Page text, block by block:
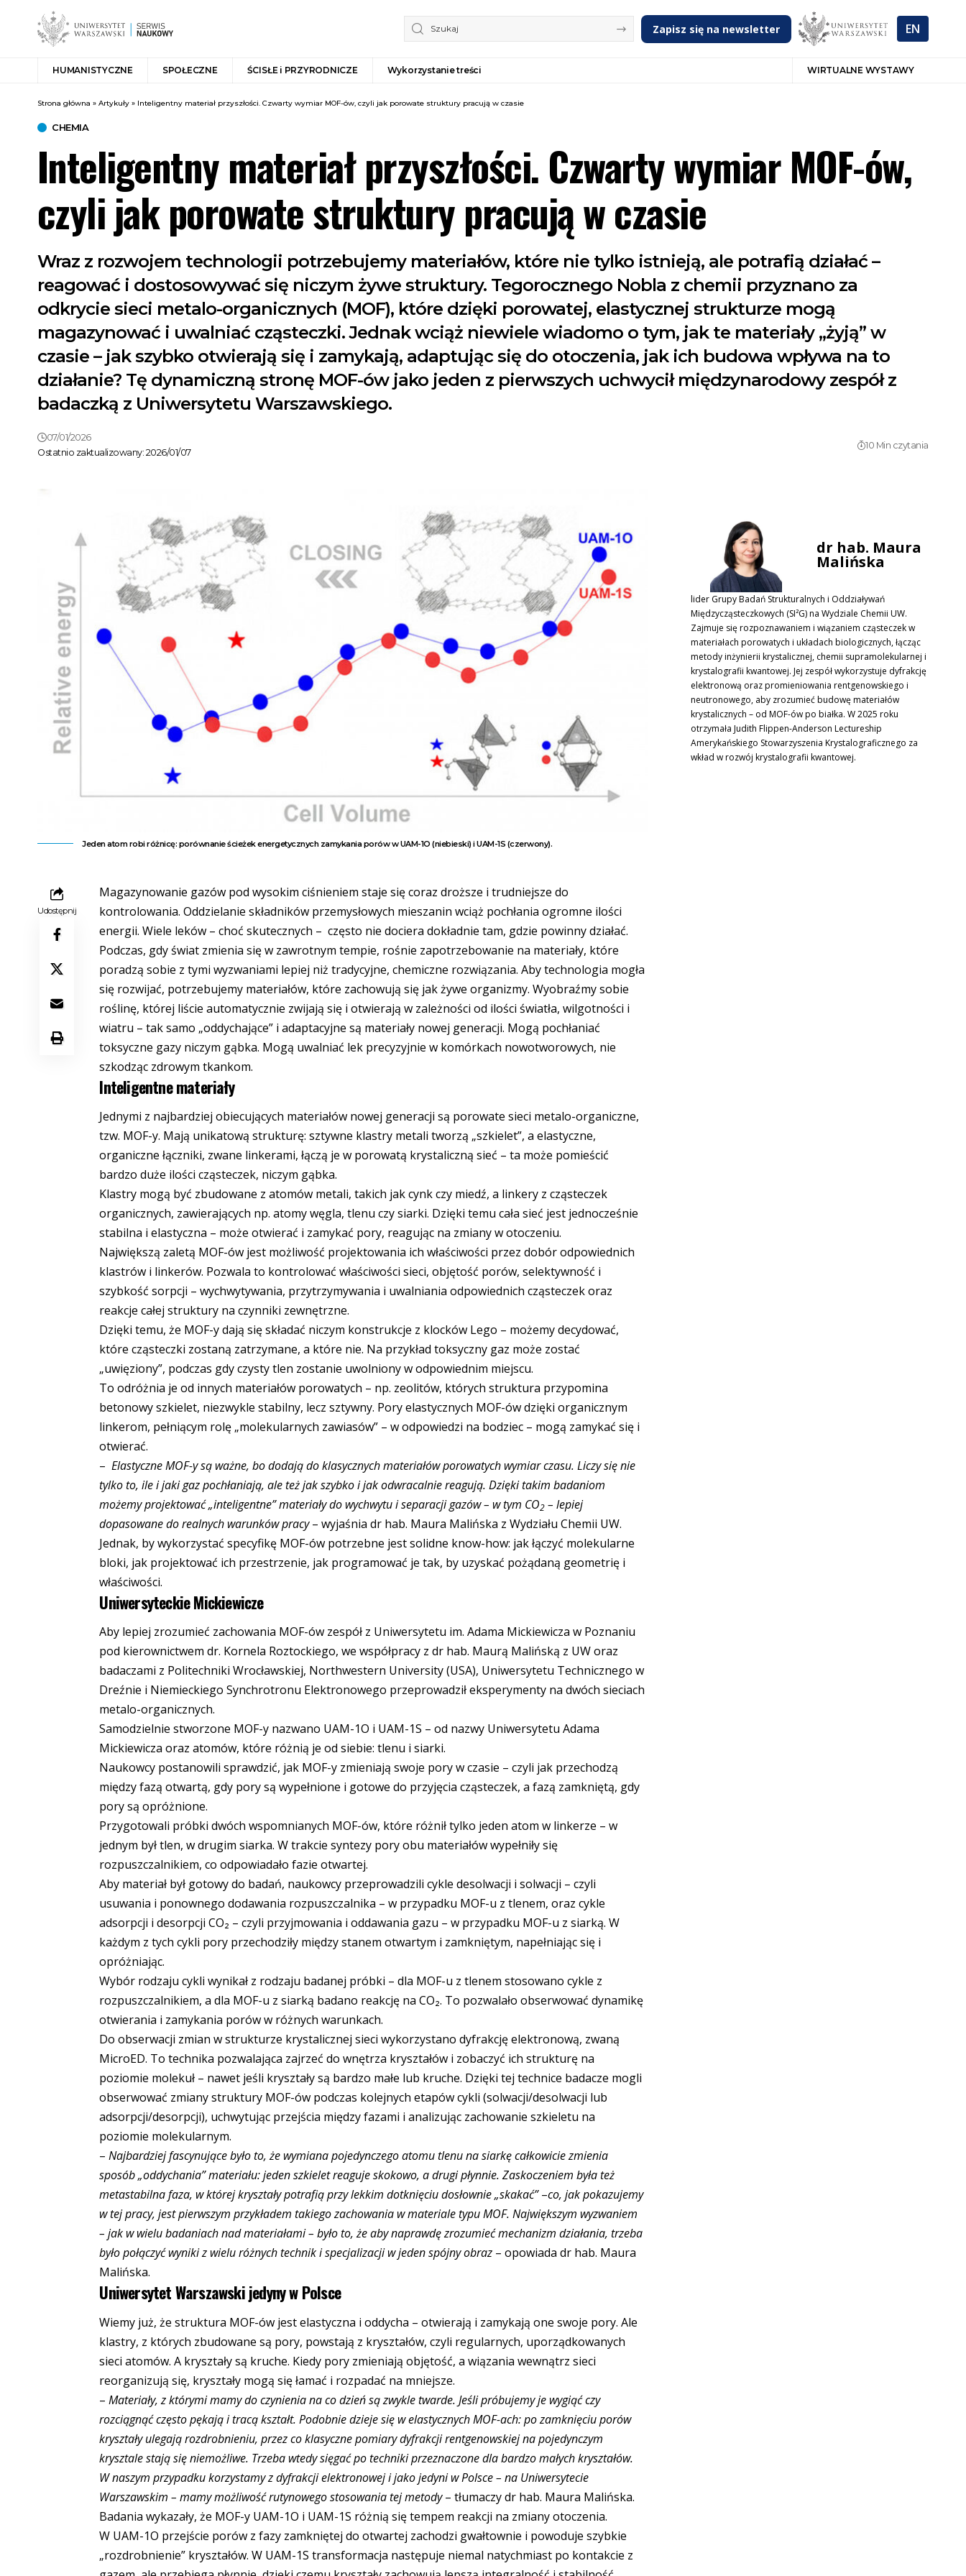
Zapisz się na newsletter EN
HUMANISTYCZNE SPOŁECZNE ŚCISŁE i PRZYRODNICZE Wykorzystanie treści WIRTUALNE WYSTAWY
Strona główna » Artykuły » Inteligentny materiał przyszłości. Czwarty wymiar MOF-ów, czyli jak porowate struktury pracują w czasie
CHEMIA
Inteligentny materiał przyszłości. Czwarty wymiar MOF-ów,
czyli jak porowate struktury pracują w czasie
Wraz z rozwojem technologii potrzebujemy materiałów, które nie tylko istnieją, ale potrafią działać –
reagować i dostosowywać się niczym żywe struktury. Tegorocznego Nobla z chemii przyznano za
odkrycie sieci metalo-organicznych (MOF), które dzięki porowatej, elastycznej strukturze mogą
magazynować i uwalniać cząsteczki. Jednak wciąż niewiele wiadomo o tym, jak te materiały „żyją” w
czasie – jak szybko otwierają się i zamykają, adaptując się do otoczenia, jak ich budowa wpływa na to
działanie? Tę dynamiczną stronę MOF-ów jako jeden z pierwszych uchwycił międzynarodowy zespół z
badaczką z Uniwersytetu Warszawskiego.
Ostatnio zaktualizowany: 2026/01/07
07/01/2026
10 Min czytania
Jeden atom robi różnicę: porównanie ścieżek energetycznych zamykania porów w UAM-1O (niebieski) i UAM-1S (czerwony).
Udostępnij
Magazynowanie gazów pod wysokim ciśnieniem staje się coraz droższe i trudniejsze do
kontrolowania. Oddzielanie składników przemysłowych mieszanin wciąż pochłania ogromne ilości
energii. Wiele leków – choć skutecznych – często nie dociera dokładnie tam, gdzie powinny działać.
Podczas, gdy świat zmienia się w zawrotnym tempie, rośnie zapotrzebowanie na materiały, które
poradzą sobie z tymi wyzwaniami lepiej niż tradycyjne, chemiczne rozwiązania. Aby technologia mogła
się rozwijać, potrzebujemy materiałów, które zachowują się jak żywe organizmy. Wyobraźmy sobie
roślinę, której liście automatycznie zwijają się i otwierają w zależności od ilości światła, wilgotności i
wiatru – tak samo „oddychające” i adaptacyjne są materiały nowej generacji. Mogą pochłaniać
toksyczne gazy niczym gąbka. Mogą uwalniać lek precyzyjnie w komórkach nowotworowych, nie
szkodząc zdrowym tkankom.
Inteligentne materiały
Jednymi z najbardziej obiecujących materiałów nowej generacji są porowate sieci metalo-organiczne,
tzw. MOF-y. Mają unikatową strukturę: sztywne klastry metali tworzą „szkielet”, a elastyczne,
organiczne łączniki, zwane linkerami, łączą je w porowatą krystaliczną sieć – ta może pomieścić
bardzo duże ilości cząsteczek, niczym gąbka.
Klastry mogą być zbudowane z atomów metali, takich jak cynk czy miedź, a linkery z cząsteczek
organicznych, zawierających np. atomy węgla, tlenu czy siarki. Dzięki temu cała sieć jest jednocześnie
stabilna i elastyczna – może otwierać i zamykać pory, reagując na zmiany w otoczeniu.
Największą zaletą MOF-ów jest możliwość projektowania ich właściwości przez dobór odpowiednich
klastrów i linkerów. Pozwala to kontrolować właściwości sieci, objętość porów, selektywność i
szybkość sorpcji – wychwytywania, przytrzymywania i uwalniania odpowiednich cząsteczek oraz
reakcje całej struktury na czynniki zewnętrzne.
Dzięki temu, że MOF-y dają się składać niczym konstrukcje z klocków Lego – możemy decydować,
które cząsteczki zostaną zatrzymane, a które nie. Na przykład toksyczny gaz może zostać
„uwięziony”, podczas gdy czysty tlen zostanie uwolniony w odpowiednim miejscu.
To odróżnia je od innych materiałów porowatych – np. zeolitów, których struktura przypomina
betonowy szkielet, niezwykle stabilny, lecz sztywny. Pory elastycznych MOF-ów dzięki organicznym
linkerom, pełniącym rolę „molekularnych zawiasów” – w odpowiedzi na bodziec – mogą zamykać się i
otwierać.
– Elastyczne MOF-y są ważne, bo dodają do klasycznych materiałów porowatych wymiar czasu. Liczy się nie
tylko to, ile i jaki gaz pochłaniają, ale też jak szybko i jak odwracalnie reagują. Dzięki takim badaniom
możemy projektować „inteligentne” materiały do wychwytu i separacji gazów – w tym CO2 – lepiej
dopasowane do realnych warunków pracy– wyjaśnia dr hab. Maura Malińska z Wydziału Chemii UW.
Jednak, by wykorzystać specyfikę MOF-ów potrzebne jest solidne know-how: jak łączyć molekularne
bloki, jak projektować ich przestrzenie, jak programować je tak, by uzyskać pożądaną geometrię i
właściwości.
Uniwersyteckie Mickiewicze
Aby lepiej zrozumieć zachowania MOF-ów zespół z Uniwersytetu im. Adama Mickiewicza w Poznaniu
pod kierownictwem dr. Kornela Roztockiego, we współpracy z dr hab. Maurą Malińską z UW oraz
badaczami z Politechniki Wrocławskiej, Northwestern University (USA), Uniwersytetu Technicznego w
Dreźnie i Niemieckiego Synchrotronu Elektronowego przeprowadził eksperymenty na dwóch sieciach
metalo-organicznych.
Samodzielnie stworzone MOF-y nazwano UAM-1O i UAM-1S – od nazwy Uniwersytetu Adama
Mickiewicza oraz atomów, które różnią je od siebie: tlenu i siarki.
Naukowcy postanowili sprawdzić, jak MOF-y zmieniają swoje pory w czasie – czyli jak przechodzą
między fazą otwartą, gdy pory są wypełnione i gotowe do przyjęcia cząsteczek, a fazą zamkniętą, gdy
pory są opróżnione.
Przygotowali próbki dwóch wspomnianych MOF-ów, które różnił tylko jeden atom w linkerze – w
jednym był tlen, w drugim siarka. W trakcie syntezy pory obu materiałów wypełniły się
rozpuszczalnikiem, co odpowiadało fazie otwartej.
Aby materiał był gotowy do badań, naukowcy przeprowadzili cykle desolwacji i solwacji – czyli
usuwania i ponownego dodawania rozpuszczalnika – w przypadku MOF-u z tlenem, oraz cykle
adsorpcji i desorpcji CO₂ – czyli przyjmowania i oddawania gazu – w przypadku MOF-u z siarką. W
każdym z tych cykli pory przechodziły między stanem otwartym i zamkniętym, napełniając się i
opróżniając.
Wybór rodzaju cykli wynikał z rodzaju badanej próbki – dla MOF-u z tlenem stosowano cykle z
rozpuszczalnikiem, a dla MOF-u z siarką badano reakcję na CO₂. To pozwalało obserwować dynamikę
otwierania i zamykania porów w różnych warunkach.
Do obserwacji zmian w strukturze krystalicznej sieci wykorzystano dyfrakcję elektronową, zwaną
MicroED. To technika pozwalająca zajrzeć do wnętrza kryształów i zobaczyć ich strukturę na
poziomie molekuł – nawet jeśli kryształy są bardzo małe lub kruche. Dzięki tej technice badacze mogli
obserwować zmiany struktury MOF-ów podczas kolejnych etapów cykli (solwacji/desolwacji lub
adsorpcji/desorpcji), uchwytując przejścia między fazami i analizując zachowanie szkieletu na
poziomie molekularnym.
–Najbardziej fascynujące było to, że wymiana pojedynczego atomu tlenu na siarkę całkowicie zmienia
sposób „oddychania” materiału: jeden szkielet reaguje skokowo, a drugi płynnie. Zaskoczeniem była też
metastabilna faza, w której kryształy potrafią przy lekkim dotknięciu dosłownie „skakać”–co, jak pokazujemy
w tej pracy, jest pierwszym przykładem takiego zachowania w materiale typu MOF. Największym wyzwaniem
– jak w wielu badaniach nad materiałami – było to, że aby naprawdę zrozumieć mechanizm działania, trzeba
było połączyć wyniki z wielu różnych technik i specjalizacji w jeden spójny obraz – opowiada dr hab. Maura
Malińska.
Uniwersytet Warszawski jedyny w Polsce
Wiemy już, że struktura MOF-ów jest elastyczna i oddycha – otwierają i zamykają one swoje pory. Ale
klastry, z których zbudowane są pory, powstają z kryształów, czyli regularnych, uporządkowanych
sieci atomów. A kryształy są kruche. Kiedy pory zmieniają objętość, a wiązania wewnątrz sieci
reorganizują się, kryształy mogą się łamać i rozpadać na mniejsze.
–Materiały, z którymi mamy do czynienia na co dzień są zwykle twarde. Jeśli próbujemy je wygiąć czy
rozciągnąć często pękają i tracą kształt. Podobnie dzieje się w elastycznych MOF-ach: po zamknięciu porów
kryształy ulegają rozdrobnieniu, przez co klasyczne pomiary dyfrakcji rentgenowskiej na pojedynczym
krysztale stają się niemożliwe. Trzeba wtedy sięgać po techniki przeznaczone dla bardzo małych kryształów.
W naszym przypadku korzystamy z dyfrakcji elektronowej i jako jedyni w Polsce – na Uniwersytecie
Warszawskim – mamy możliwość rutynowego stosowania tej metody– tłumaczy dr hab. Maura Malińska.
Badania wykazały, że MOF-y UAM-1O i UAM-1S różnią się tempem reakcji na zmiany otoczenia.
W UAM-1O przejście porów z fazy zamkniętej do otwartej zachodzi gwałtownie i powoduje szybkie
„rozdrobnienie” kryształów. W UAM-1S transformacja następuje niemal natychmiast po kontakcie z
dr hab. Maura
Malińska
lider Grupy Badań Strukturalnych i Oddziaływań
Międzycząsteczkowych (SI²G) na Wydziale Chemii UW.
Zajmuje się rozpoznawaniem i wiązaniem cząsteczek w
materiałach porowatych i układach biologicznych, łącząc
metody inżynierii krystalicznej, chemii supramolekularnej i
krystalografii kwantowej. Jej zespół wykorzystuje dyfrakcję
elektronową oraz promieniowania rentgenowskiego i
neutronowego, aby zrozumieć budowę materiałów
krystalicznych – od MOF-ów po białka. W 2025 roku
otrzymała Judith Flippen-Anderson Lectureship
Amerykańskiego Stowarzyszenia Krystalograficznego za
wkład w rozwój krystalografii kwantowej.